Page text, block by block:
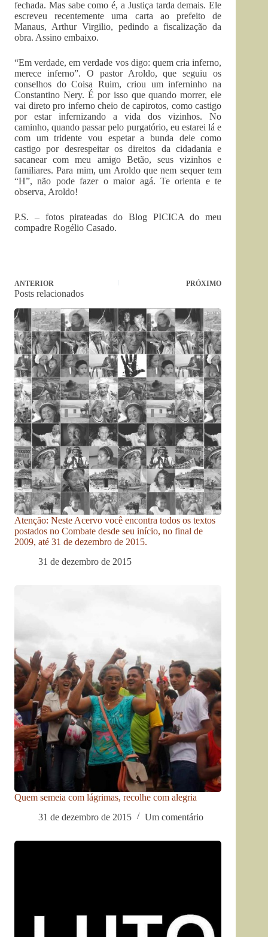
fechada. Mas sabe como é, a Justiça tarda demais. Ele
escreveu recentemente uma carta ao prefeito de
Manaus, Arthur Virgilio, pedindo a fiscalização da
obra. Assino embaixo.
“Em verdade, em verdade vos digo: quem cria inferno,
merece inferno”. O pastor Aroldo, que seguiu os
conselhos do Coisa Ruim, criou um inferninho na
Constantino Nery. É por isso que quando morrer, ele
vai direto pro inferno cheio de capirotos, como castigo
por estar infernizando a vida dos vizinhos. No
caminho, quando passar pelo purgatório, eu estarei lá e
com um tridente vou espetar a bunda dele como
castigo por desrespeitar os direitos da cidadania e
sacanear com meu amigo Betão, seus vizinhos e
familiares. Para mim, um Aroldo que nem sequer tem
“H”, não pode fazer o maior agá. Te orienta e te
observa, Aroldo!
P.S. – fotos pirateadas do Blog PICICA do meu
compadre Rogélio Casado.
ANTERIOR PRÓXIMO
Posts relacionados
Atenção: Neste Acervo você encontra todos os textos
postados no Combate desde seu início, no final de
2009, até 31 de dezembro de 2015.
31 de dezembro de 2015
Quem semeia com lágrimas, recolhe com alegria
31 de dezembro de 2015
Um comentário